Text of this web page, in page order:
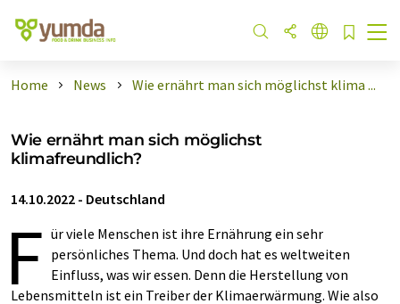
Home News Wie ernährt man sich möglichst klima ...
Wie ernährt man sich möglichst
klimafreundlich?
14.10.2022 - Deutschland
F ür viele Menschen ist ihre Ernährung ein sehr
persönliches Thema. Und doch hat es weltweiten
Einfluss, was wir essen. Denn die Herstellung von
Lebensmitteln ist ein Treiber der Klimaerwärmung. Wie also